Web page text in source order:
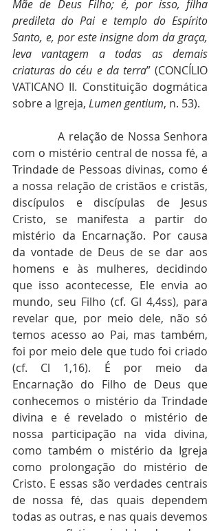
Mãe de Deus Filho; é, por isso, filha
predileta do Pai e templo do Espírito
Santo, e, por este insigne dom da graça,
leva vantagem a todas as demais
criaturas do céu e da terra” (CONCÍLIO
VATICANO II. Constituição dogmática
sobre a Igreja, Lumen gentium, n. 53).
com o mistério central de nossa fé, a
Trindade de Pessoas divinas, como é
a nossa relação de cristãos e cristãs,
discípulos e discípulas de Jesus
Cristo, se manifesta a partir do
mistério da Encarnação. Por causa
da vontade de Deus de se dar aos
homens e às mulheres, decidindo
que isso acontecesse, Ele envia ao
mundo, seu Filho (cf. Gl 4,4ss), para
revelar que, por meio dele, não só
temos acesso ao Pai, mas também,
foi por meio dele que tudo foi criado
(cf. Cl 1,16). É por meio da
Encarnação do Filho de Deus que
conhecemos o mistério da Trindade
divina e é revelado o mistério de
nossa participação na vida divina,
como também o mistério da Igreja
como prolongação do mistério de
Cristo. E essas são verdades centrais
de nossa fé, das quais dependem
todas as outras, e nas quais devemos